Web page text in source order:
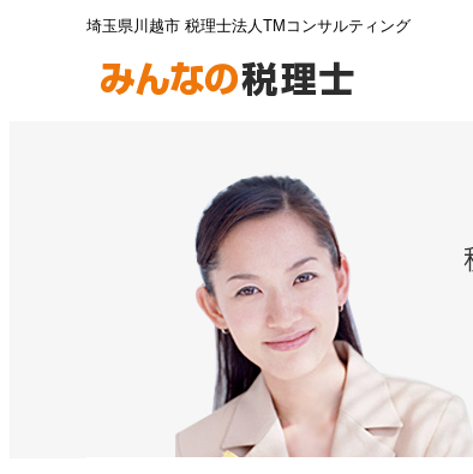
埼玉県川越市 税理士法人TMコンサルティング